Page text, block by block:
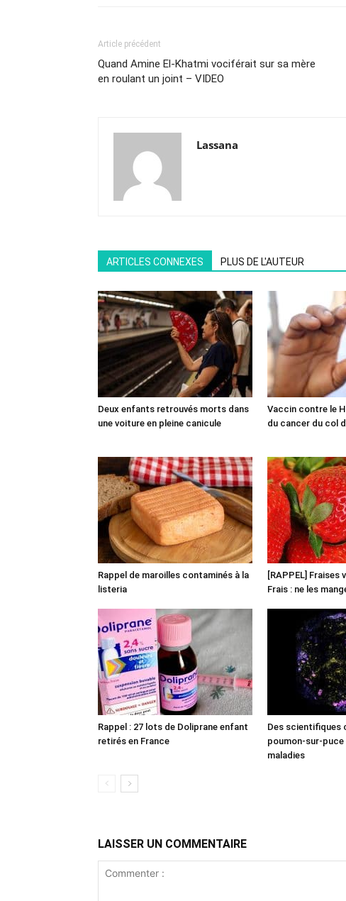
Article précédent
Quand Amine El-Khatmi vociférait sur sa mère
en roulant un joint – VIDEO
Lassana
ARTICLES CONNEXES PLUS DE L'AUTEUR
Deux enfants retrouvés morts dans
une voiture en pleine canicule
Vaccin contre le
du cancer du col
Rappel de maroilles contaminés à la
listeria
[RAPPEL] Fraises
Frais : ne les
Rappel : 27 lots de Doliprane enfant
retirés en France
Des scientifiques
poumon-sur-
maladies
LAISSER UN COMMENTAIRE